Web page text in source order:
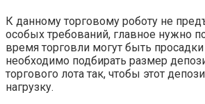
К данному торговому роботу не
особых требований, главное нужно
время торговли могут быть просадки
необходимо подбирать размер
торгового лота так, чтобы этот
нагрузку.